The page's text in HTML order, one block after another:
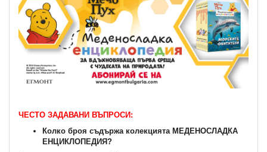
ЧЕСТО ЗАДАВАНИ ВЪПРОСИ:
Колко броя съдържа колекцията МЕДЕНОСЛАДКА
ЕНЦИКЛОПЕДИЯ?